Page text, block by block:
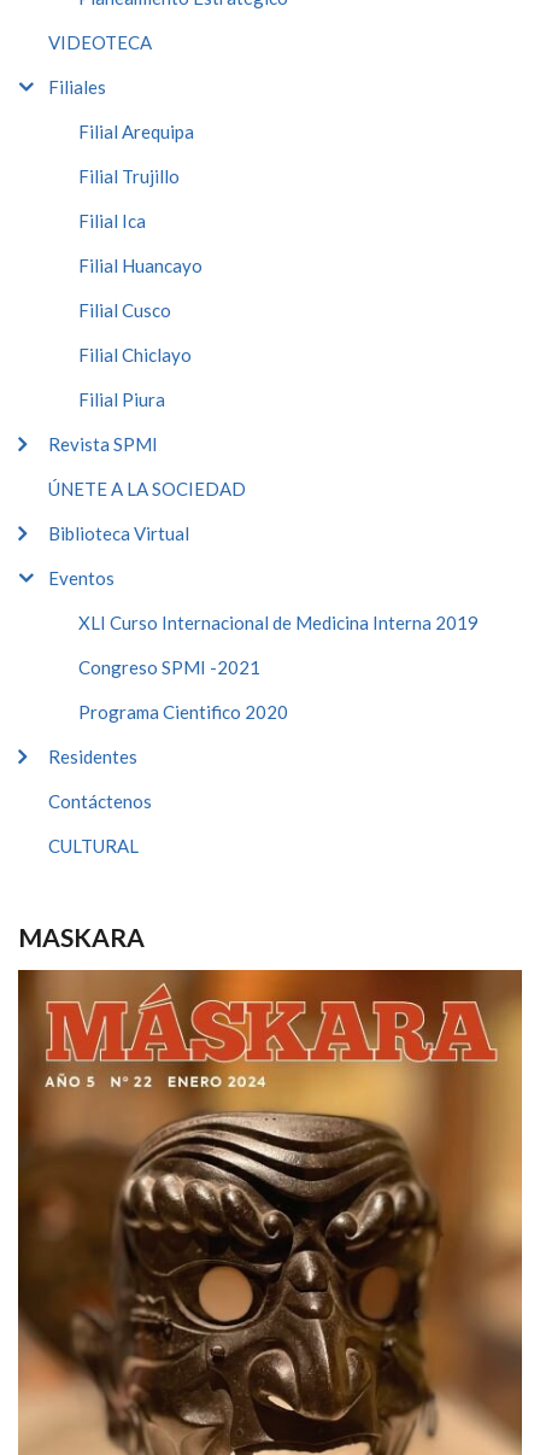
VIDEOTECA
Filiales
Filial Arequipa
Filial Trujillo
Filial Ica
Filial Huancayo
Filial Cusco
Filial Chiclayo
Filial Piura
Revista SPMI
ÚNETE A LA SOCIEDAD
Biblioteca Virtual
Eventos
XLI Curso Internacional de Medicina Interna 2019
Congreso SPMI -2021
Programa Cientifico 2020
Residentes
Contáctenos
CULTURAL
MASKARA